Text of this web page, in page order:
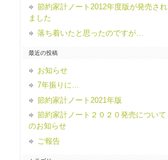
節約家計ノート2012年度版が発売され
ました
落ち着いたと思ったのですが…
最近の投稿
お知らせ
7年振りに…
節約家計ノート2021年版
節約家計ノート２０２０発売について
のお知らせ
ご報告